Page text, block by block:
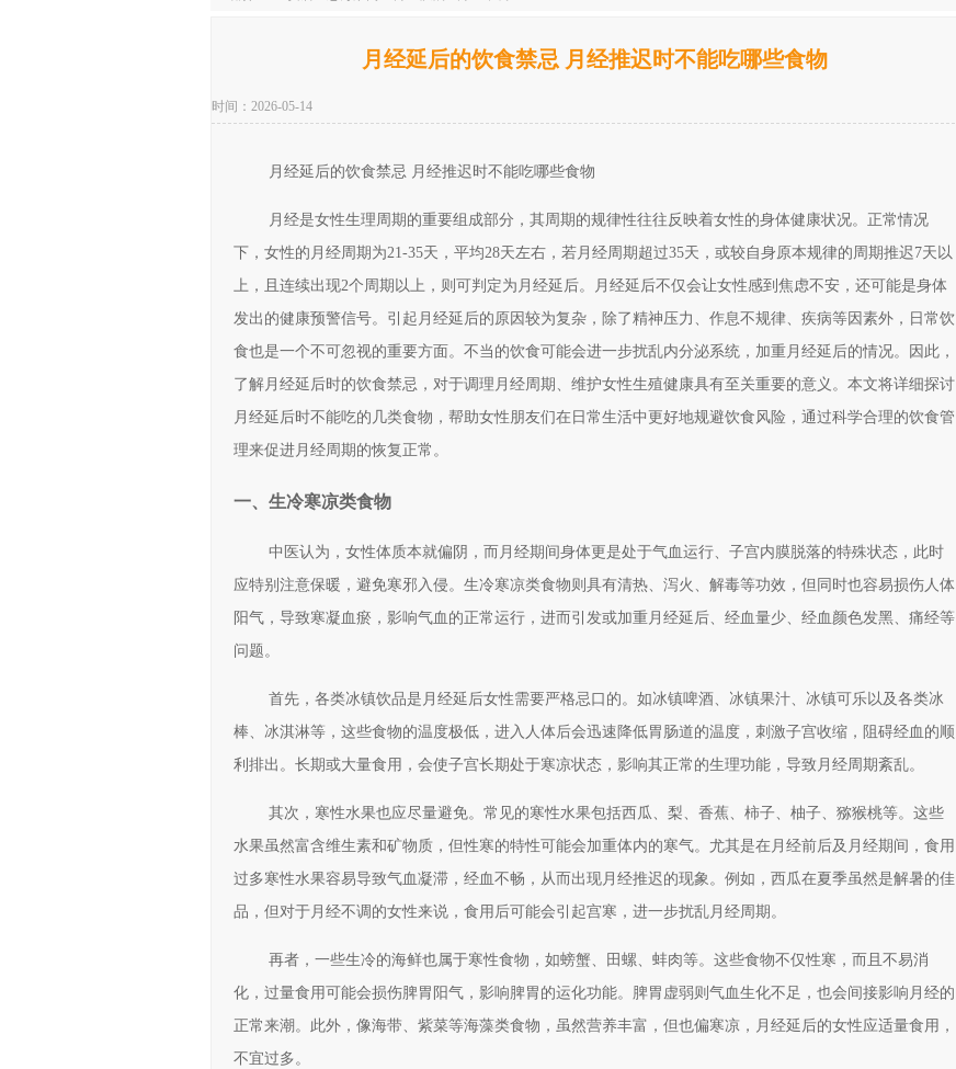
月经延后的饮食禁忌 月经推迟时不能吃哪些食物
时间：2026-05-14
月经延后的饮食禁忌 月经推迟时不能吃哪些食物
月经是女性生理周期的重要组成部分，其周期的规律性往往反映着女性的身体健康状况。正常情况
下，女性的月经周期为21-35天，平均28天左右，若月经周期超过35天，或较自身原本规律的周期推迟7天以
上，且连续出现2个周期以上，则可判定为月经延后。月经延后不仅会让女性感到焦虑不安，还可能是身体
发出的健康预警信号。引起月经延后的原因较为复杂，除了精神压力、作息不规律、疾病等因素外，日常饮
食也是一个不可忽视的重要方面。不当的饮食可能会进一步扰乱内分泌系统，加重月经延后的情况。因此，
了解月经延后时的饮食禁忌，对于调理月经周期、维护女性生殖健康具有至关重要的意义。本文将详细探讨
月经延后时不能吃的几类食物，帮助女性朋友们在日常生活中更好地规避饮食风险，通过科学合理的饮食管
理来促进月经周期的恢复正常。
一、生冷寒凉类食物
中医认为，女性体质本就偏阴，而月经期间身体更是处于气血运行、子宫内膜脱落的特殊状态，此时
应特别注意保暖，避免寒邪入侵。生冷寒凉类食物则具有清热、泻火、解毒等功效，但同时也容易损伤人体
阳气，导致寒凝血瘀，影响气血的正常运行，进而引发或加重月经延后、经血量少、经血颜色发黑、痛经等
问题。
首先，各类冰镇饮品是月经延后女性需要严格忌口的。如冰镇啤酒、冰镇果汁、冰镇可乐以及各类冰
棒、冰淇淋等，这些食物的温度极低，进入人体后会迅速降低胃肠道的温度，刺激子宫收缩，阻碍经血的顺
利排出。长期或大量食用，会使子宫长期处于寒凉状态，影响其正常的生理功能，导致月经周期紊乱。
其次，寒性水果也应尽量避免。常见的寒性水果包括西瓜、梨、香蕉、柿子、柚子、猕猴桃等。这些
水果虽然富含维生素和矿物质，但性寒的特性可能会加重体内的寒气。尤其是在月经前后及月经期间，食用
过多寒性水果容易导致气血凝滞，经血不畅，从而出现月经推迟的现象。例如，西瓜在夏季虽然是解暑的佳
品，但对于月经不调的女性来说，食用后可能会引起宫寒，进一步扰乱月经周期。
再者，一些生冷的海鲜也属于寒性食物，如螃蟹、田螺、蚌肉等。这些食物不仅性寒，而且不易消
化，过量食用可能会损伤脾胃阳气，影响脾胃的运化功能。脾胃虚弱则气血生化不足，也会间接影响月经的
正常来潮。此外，像海带、紫菜等海藻类食物，虽然营养丰富，但也偏寒凉，月经延后的女性应适量食用，
不宜过多。